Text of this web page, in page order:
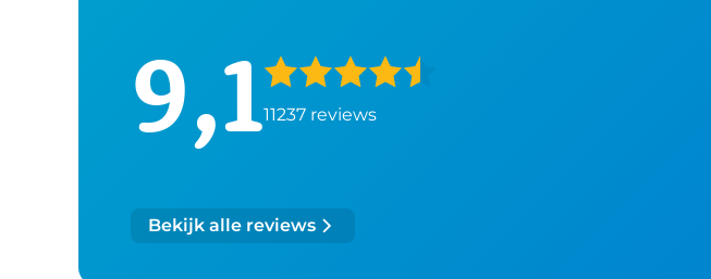
9,111237 reviews
Bekijk alle reviews